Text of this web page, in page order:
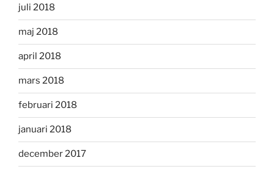
juli 2018
maj 2018
april 2018
mars 2018
februari 2018
januari 2018
december 2017